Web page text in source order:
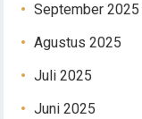
September 2025
Agustus 2025
Juli 2025
Juni 2025